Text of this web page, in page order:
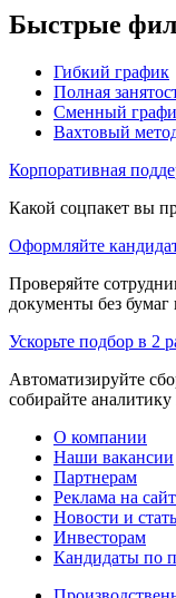
Быстрые
Гибкий график
Полная
Сменный
Вахтовый
Корпоративная
Какой соцпакет вы
Оформляйте
Проверяйте
документы без
Ускорьте подбор в 2
Автоматизируйте
собирайте
О компании
Наши вакансии
Партнерам
Реклама на
Новости и
Инвесторам
Кандидаты по